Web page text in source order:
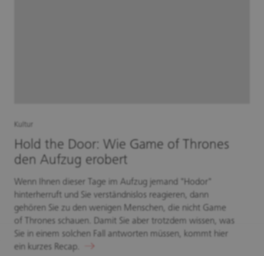
Kultur
Hold the Door: Wie Game of Thrones
den Aufzug erobert
Wenn Ihnen dieser Tage im Aufzug jemand "Hodor"
hinterherruft und Sie verständnislos reagieren, dann
gehören Sie zu den wenigen Menschen, die nicht Game
of Thrones schauen. Damit Sie aber trotzdem wissen, was
Sie in einem solchen Fall antworten müssen, kommt hier
ein kurzes Recap.